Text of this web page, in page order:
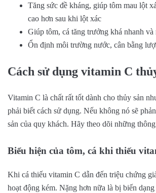
Tăng sức đề kháng, giúp tôm mau lột
cao hơn sau khi lột xác
Giúp tôm, cá tăng trưởng khá nhanh và
Ổn định môi trường nước, cân bằng
Cách sử dụng vitamin C
Vitamin C là chất rất tốt dành cho thủy sản
phải biết cách sử dụng. Nếu không nó sẽ
sản của quy khách. Hãy theo dõi những
Biểu hiện của tôm, cá khi thiếu
Khi cá thiếu vitamin C dẫn đến triệu chứng
hoạt động kém. Nặng hơn nữa là bị biến